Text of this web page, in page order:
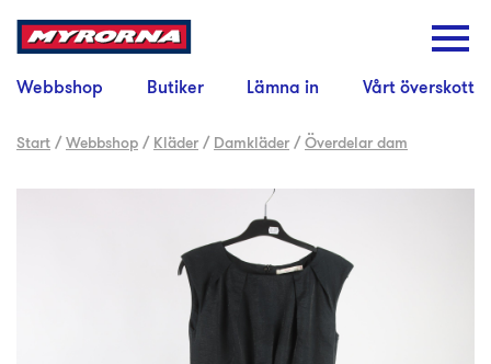
Webbshop Butiker Lämna in Vårt överskott
Start /Webbshop / Kläder / Damkläder /Överdelar dam